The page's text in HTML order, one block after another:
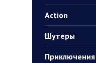
Action
Шутеры
Приключения